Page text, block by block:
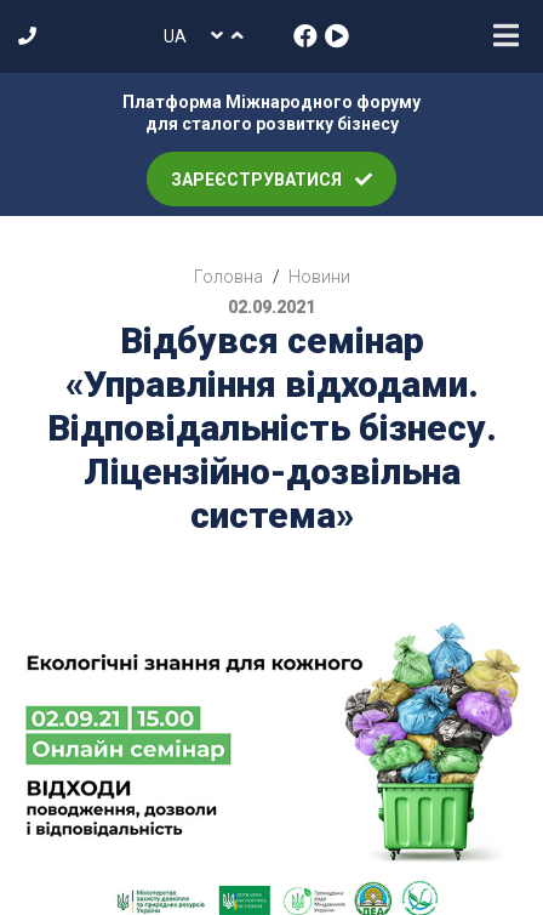
Платформа Міжнародного форуму
для сталого розвитку бізнесу
ЗАРЕЄСТРУВАТИСЯ
Головна / Новини
02.09.2021
Відбувся семінар
«Управління відходами.
Відповідальність бізнесу.
Ліцензійно-дозвільна
система»